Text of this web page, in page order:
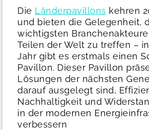
Die Länderpavillons kehren
und bieten die Gelegenheit,
wichtigsten
Teilen der Welt zu treffen –
Jahr gibt es erstmals einen
Pavillon. Dieser Pavillon
Lösungen der nächsten
darauf ausgelegt sind,
Nachhaltigkeit und
in der modernen
verbessern